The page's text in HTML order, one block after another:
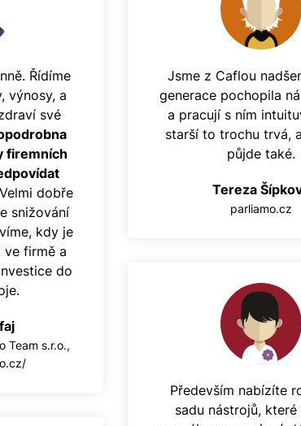
Řídíme
výnosy, a
své
firemních
Velmi dobře
snižování
kdy je
ve firmě a
do
Team s.r.o.,
Jsme z Caflou
generace pochopila
a pracují s ním
starší to trochu trvá,
půjde také.
Tereza
parliamo.cz
Především nabízíte
sadu nástrojů,